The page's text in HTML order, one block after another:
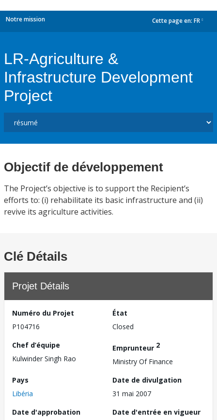
Notre mission Cette page en: FR
LR-Agriculture &
Infrastructure Development
Project
Objectif de développement
The Project’s objective is to support the Recipient’s
efforts to: (i) rehabilitate its basic infrastructure and (ii)
revive its agriculture activities.
Clé Détails
Projet Détails
Numéro du Projet
P104716
État
Closed
Chef d’équipe
Kulwinder Singh Rao
Emprunteur 2
Ministry Of Finance
Pays
Libéria
Date de divulgation
31 mai 2007
Date d'approbation
Date d'entrée en vigueur